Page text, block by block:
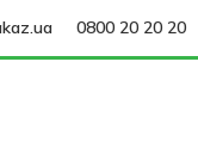
0800 20 20 20